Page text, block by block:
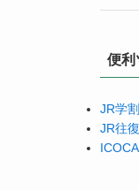
便利
JR学
JR往